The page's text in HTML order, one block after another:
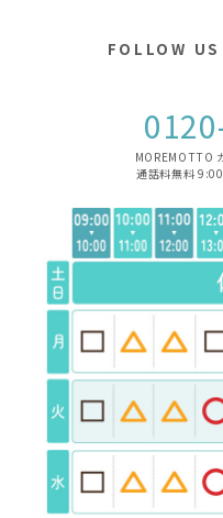
FOLLOW
MOREMOTTO
通話料無料